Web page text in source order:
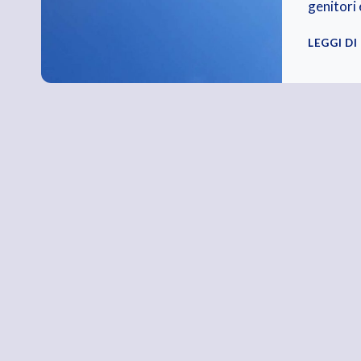
genitori
LEGGI DI